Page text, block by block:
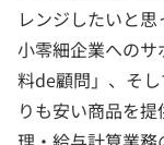
レンジしたいと思
小零細企業への
料de顧問」、そ
りも安い商品を